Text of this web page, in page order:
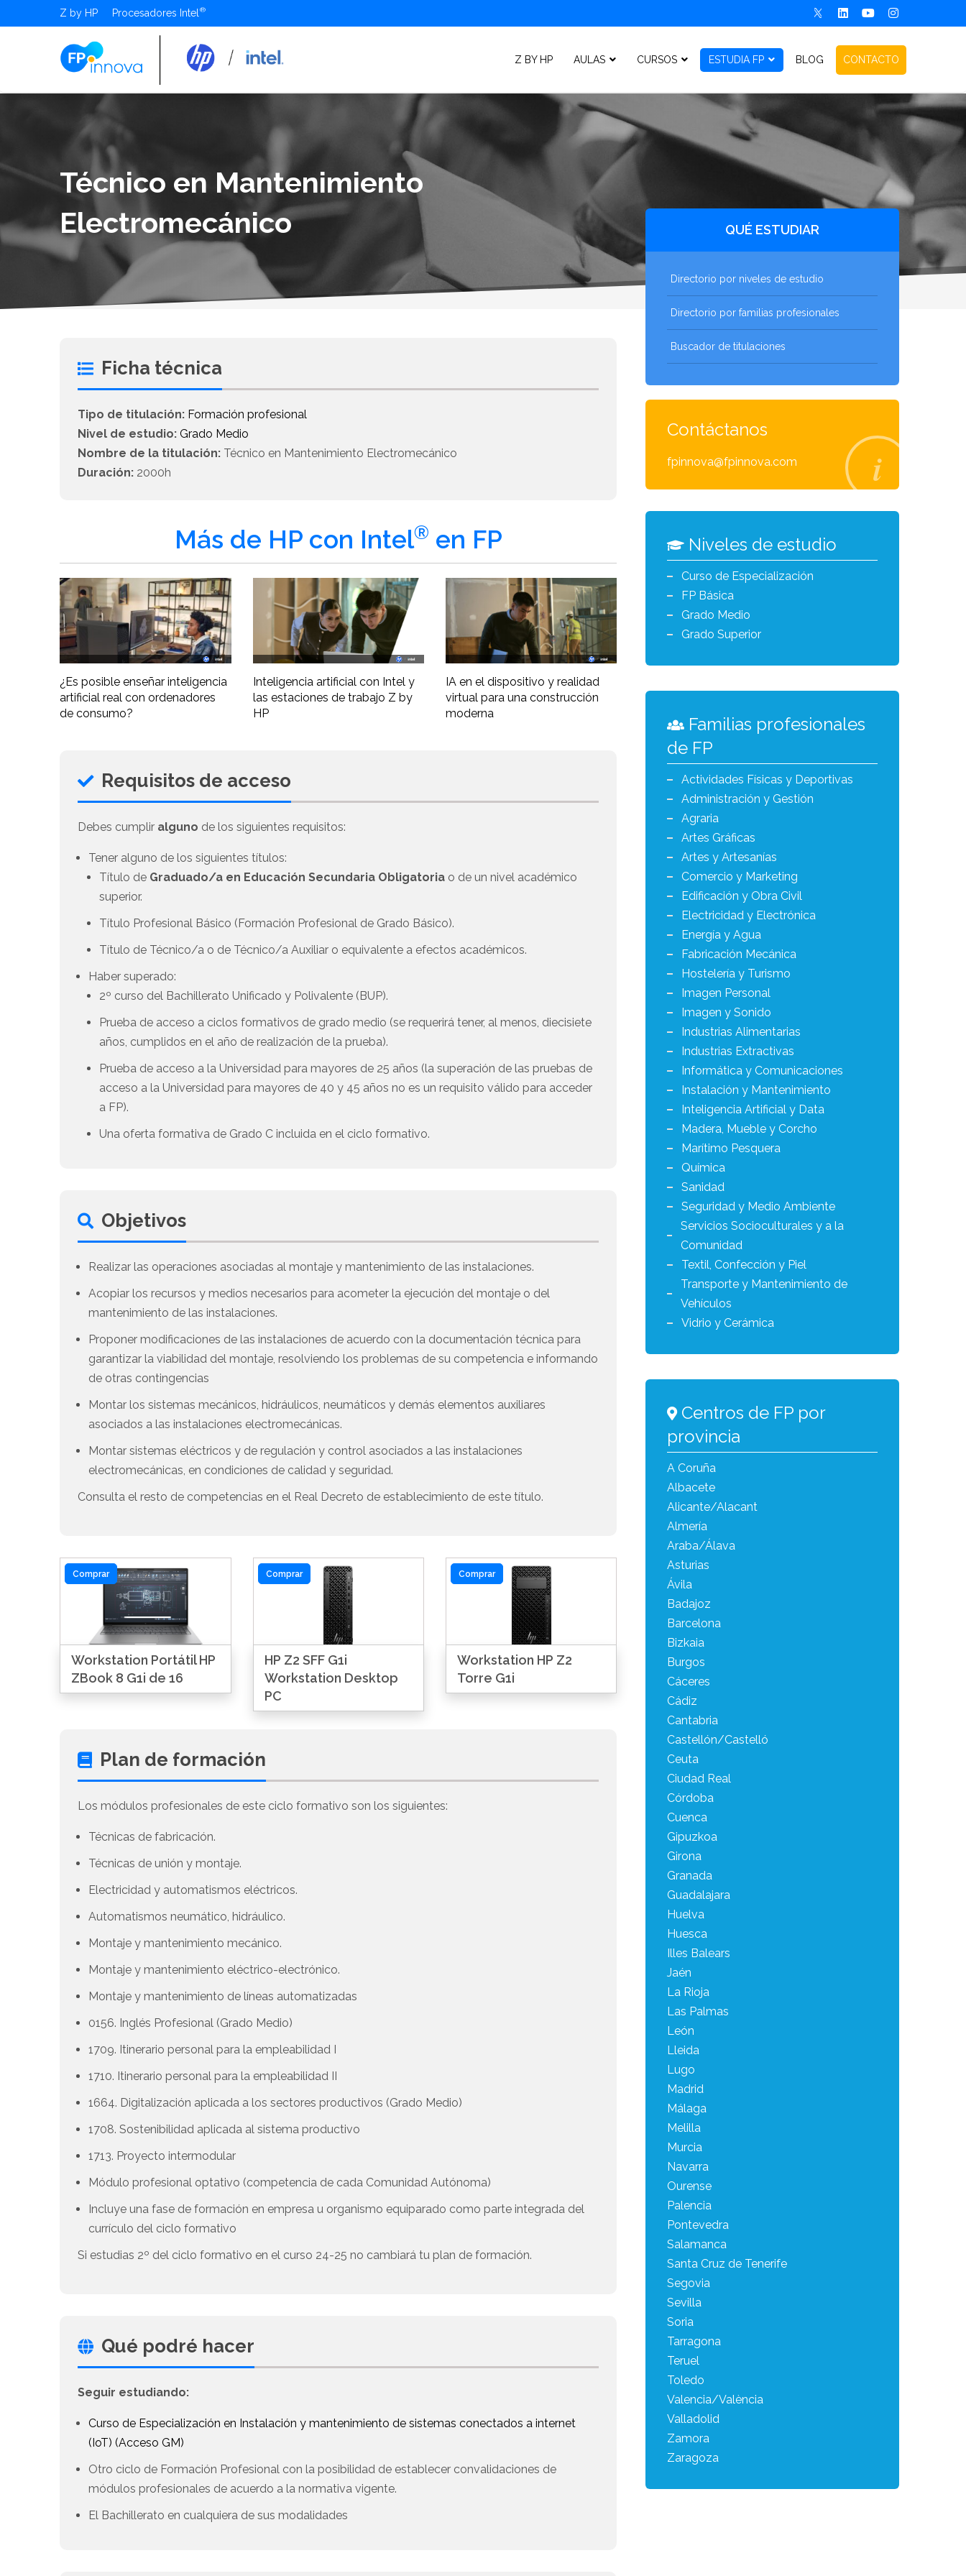
Z by HP Procesadores Intel
Z BY HP AULAS CURSOS ESTUDIA FP BLOG CONTACTO
Técnico en Mantenimiento
Electromecánico
Ficha técnica
Tipo de titulación: Formación profesional
Nivel de estudio: Grado Medio
Nombre de la titulación: Técnico en Mantenimiento Electromecánico
Duración: 2000h
Más de HP con Intel® en FP
¿Es posible enseñar inteligencia
artificial real con ordenadores
de consumo?
Inteligencia artificial con Intel y
las estaciones de trabajo Z by
HP
IA en el dispositivo y realidad
virtual para una construcción
moderna
Requisitos de acceso
Debes cumplir alguno de los siguientes requisitos:
Tener alguno de los siguientes títulos:
Título de Graduado/a en Educación Secundaria Obligatoria o de un nivel académico
superior.
Título Profesional Básico (Formación Profesional de Grado Básico).
Título de Técnico/a o de Técnico/a Auxiliar o equivalente a efectos académicos.
Haber superado:
2º curso del Bachillerato Unificado y Polivalente (BUP).
Prueba de acceso a ciclos formativos de grado medio (se requerirá tener, al menos, diecisiete
años, cumplidos en el año de realización de la prueba).
Prueba de acceso a la Universidad para mayores de 25 años (la superación de las pruebas de
acceso a la Universidad para mayores de 40 y 45 años no es un requisito válido para acceder
a FP).
Una oferta formativa de Grado C incluida en el ciclo formativo.
Objetivos
Realizar las operaciones asociadas al montaje y mantenimiento de las instalaciones.
Acopiar los recursos y medios necesarios para acometer la ejecución del montaje o del
mantenimiento de las instalaciones.
Proponer modificaciones de las instalaciones de acuerdo con la documentación técnica para
garantizar la viabilidad del montaje, resolviendo los problemas de su competencia e informando
de otras contingencias
Montar los sistemas mecánicos, hidráulicos, neumáticos y demás elementos auxiliares
asociados a las instalaciones electromecánicas.
Montar sistemas eléctricos y de regulación y control asociados a las instalaciones
electromecánicas, en condiciones de calidad y seguridad.
Consulta el resto de competencias en el Real Decreto de establecimiento de este título.
Comprar
Workstation Portátil HP
ZBook 8 G1i de 16
Comprar
HP Z2 SFF G1i
Workstation Desktop
PC
Comprar
Workstation HP Z2
Torre G1i
Plan de formación
Los módulos profesionales de este ciclo formativo son los siguientes:
Técnicas de fabricación.
Técnicas de unión y montaje.
Electricidad y automatismos eléctricos.
Automatismos neumático, hidráulico.
Montaje y mantenimiento mecánico.
Montaje y mantenimiento eléctrico-electrónico.
Montaje y mantenimiento de líneas automatizadas
0156. Inglés Profesional (Grado Medio)
1709. Itinerario personal para la empleabilidad I
1710. Itinerario personal para la empleabilidad II
1664. Digitalización aplicada a los sectores productivos (Grado Medio)
1708. Sostenibilidad aplicada al sistema productivo
1713. Proyecto intermodular
Módulo profesional optativo (competencia de cada Comunidad Autónoma)
Incluye una fase de formación en empresa u organismo equiparado como parte integrada del
currículo del ciclo formativo
Si estudias 2º del ciclo formativo en el curso 24-25 no cambiará tu plan de formación.
Qué podré hacer
Seguir estudiando:
Curso de Especialización en Instalación y mantenimiento de sistemas conectados a internet
(IoT) (Acceso GM)
Otro ciclo de Formación Profesional con la posibilidad de establecer convalidaciones de
módulos profesionales de acuerdo a la normativa vigente.
El Bachillerato en cualquiera de sus modalidades
QUÉ ESTUDIAR
Directorio por niveles de estudio
Directorio por familias profesionales
Buscador de titulaciones
Contáctanos
fpinnova@fpinnova.com
Niveles de estudio
Curso de Especialización
FP Básica
Grado Medio
Grado Superior
Familias profesionales
de FP
Actividades Físicas y Deportivas
Administración y Gestión
Agraria
Artes Gráficas
Artes y Artesanías
Comercio y Marketing
Edificación y Obra Civil
Electricidad y Electrónica
Energía y Agua
Fabricación Mecánica
Hostelería y Turismo
Imagen Personal
Imagen y Sonido
Industrias Alimentarias
Industrias Extractivas
Informática y Comunicaciones
Instalación y Mantenimiento
Inteligencia Artificial y Data
Madera, Mueble y Corcho
Marítimo Pesquera
Química
Sanidad
Seguridad y Medio Ambiente
Servicios Socioculturales y a la
Comunidad
Textil, Confección y Piel
Transporte y Mantenimiento de
Vehículos
Vidrio y Cerámica
Centros de FP por
provincia
A Coruña
Albacete
Alicante/Alacant
Almería
Araba/Álava
Asturias
Ávila
Badajoz
Barcelona
Bizkaia
Burgos
Cáceres
Cádiz
Cantabria
Castellón/Castelló
Ceuta
Ciudad Real
Córdoba
Cuenca
Gipuzkoa
Girona
Granada
Guadalajara
Huelva
Huesca
Illes Balears
Jaén
La Rioja
Las Palmas
León
Lleida
Lugo
Madrid
Málaga
Melilla
Murcia
Navarra
Ourense
Palencia
Pontevedra
Salamanca
Santa Cruz de Tenerife
Segovia
Sevilla
Soria
Tarragona
Teruel
Toledo
Valencia/València
Valladolid
Zamora
Zaragoza